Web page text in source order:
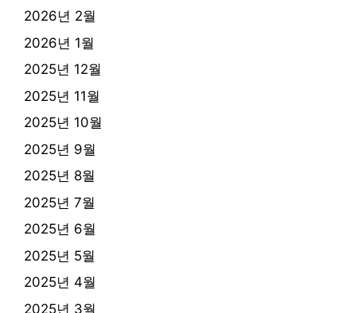
2026년 2월
2026년 1월
2025년 12월
2025년 11월
2025년 10월
2025년 9월
2025년 8월
2025년 7월
2025년 6월
2025년 5월
2025년 4월
2025년 3월